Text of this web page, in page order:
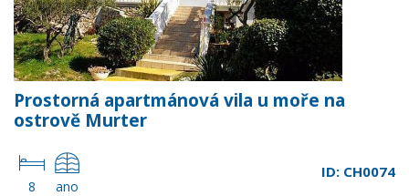
Prostorná apartmánová vila u moře na
ostrově Murter
8 ano
ID: CH0074